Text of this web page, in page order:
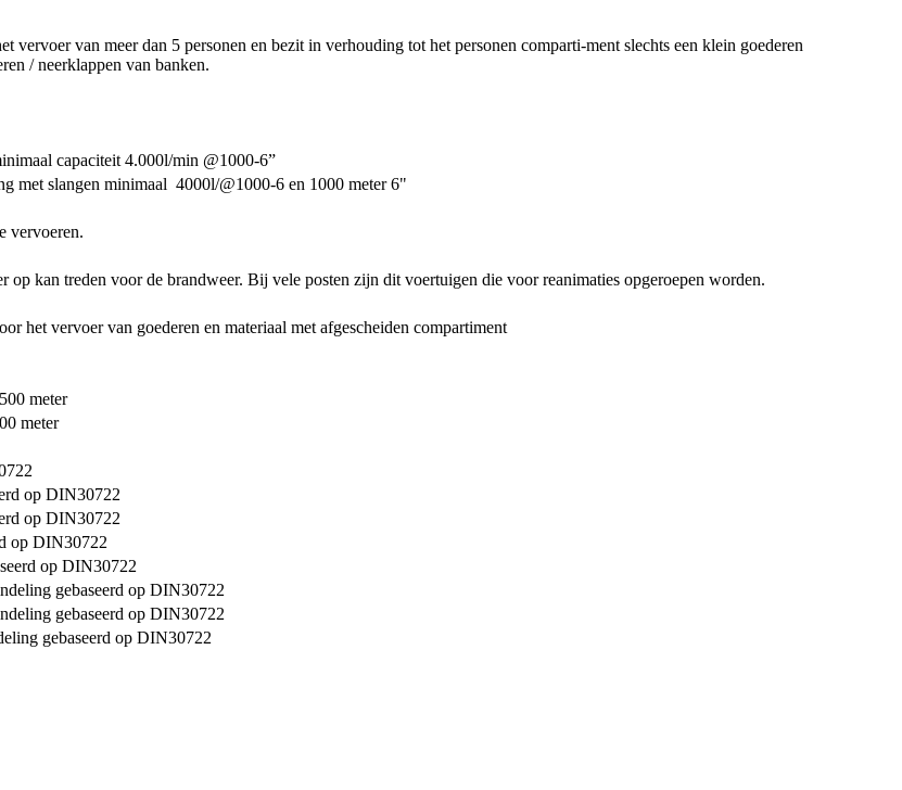
van meer dan 5 personen en bezit in verhouding tot het personen comparti-ment slechts een klein goederen
/ neerklappen van banken.
capaciteit 4.000l/min @1000-6”
met slangen minimaal 4000l/@1000-6 en 1000 meter 6"
vervoeren.
kan treden voor de brandweer. Bij vele posten zijn dit voertuigen die voor reanimaties opgeroepen worden.
het vervoer van goederen en materiaal met afgescheiden compartiment
meter
meter
op DIN30722
op DIN30722
op DIN30722
op DIN30722
gebaseerd op DIN30722
gebaseerd op DIN30722
gebaseerd op DIN30722